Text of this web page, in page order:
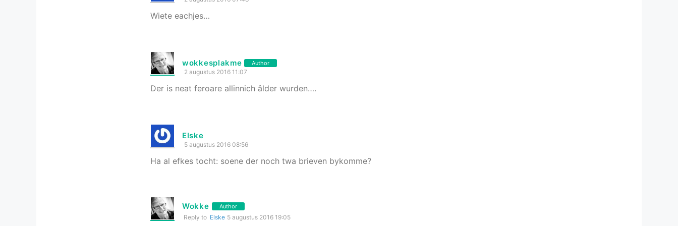
Wiete eachjes…
wokkesplakme Author
2 augustus 2016 11:07
Der is neat feroare allinnich âlder wurden….
Elske
5 augustus 2016 08:56
Ha al efkes tocht: soene der noch twa brieven bykomme?
Wokke Author
Reply to Elske 5 augustus 2016 19:05